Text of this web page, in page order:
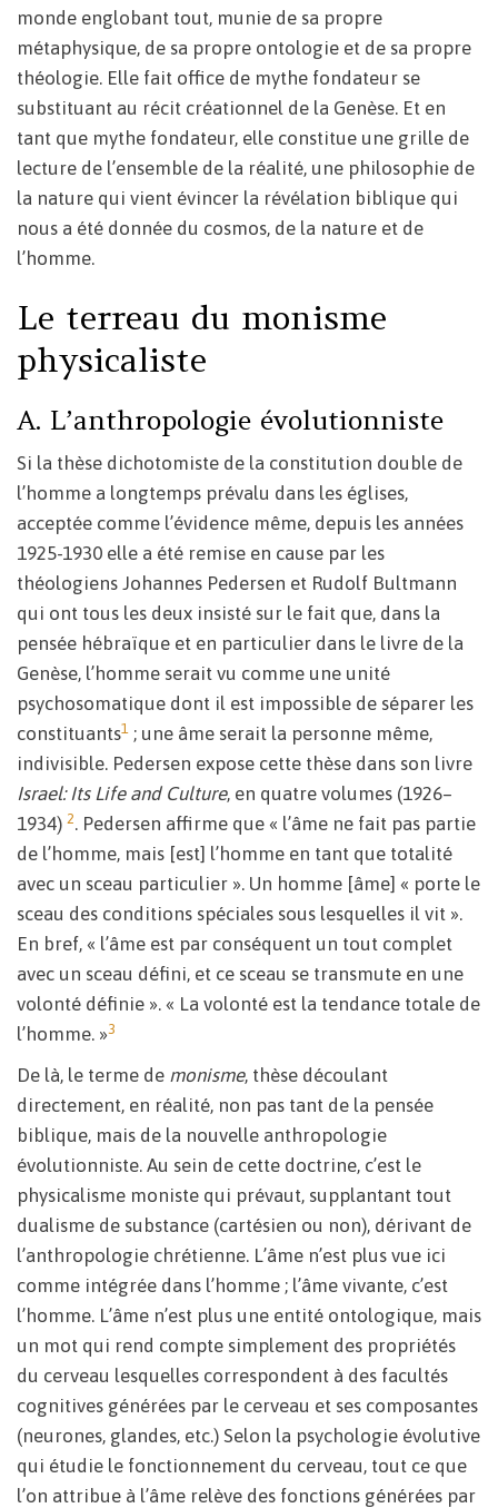
monde englobant tout, munie de sa propre
métaphysique, de sa propre ontologie et de sa propre
théologie. Elle fait office de mythe fondateur se
substituant au récit créationnel de la Genèse. Et en
tant que mythe fondateur, elle constitue une grille de
lecture de l’ensemble de la réalité, une philosophie de
la nature qui vient évincer la révélation biblique qui
nous a été donnée du cosmos, de la nature et de
l’homme.
Le terreau du monisme
physicaliste
A. L’anthropologie évolutionniste
Si la thèse dichotomiste de la constitution double de
l’homme a longtemps prévalu dans les églises,
acceptée comme l’évidence même, depuis les années
1925-1930 elle a été remise en cause par les
théologiens Johannes Pedersen et Rudolf Bultmann
qui ont tous les deux insisté sur le fait que, dans la
pensée hébraïque et en particulier dans le livre de la
Genèse, l’homme serait vu comme une unité
psychosomatique dont il est impossible de séparer les
constituants1 ; une âme serait la personne même,
indivisible. Pedersen expose cette thèse dans son livre
Israel: Its Life and Culture, en quatre volumes (1926–
1934) 2. Pedersen affirme que « l’âme ne fait pas partie
de l’homme, mais [est] l’homme en tant que totalité
avec un sceau particulier ». Un homme [âme] « porte le
sceau des conditions spéciales sous lesquelles il vit ».
En bref, « l’âme est par conséquent un tout complet
avec un sceau défini, et ce sceau se transmute en une
volonté définie ». « La volonté est la tendance totale de
l’homme. »3
De là, le terme de monisme, thèse découlant
directement, en réalité, non pas tant de la pensée
biblique, mais de la nouvelle anthropologie
évolutionniste. Au sein de cette doctrine, c’est le
physicalisme moniste qui prévaut, supplantant tout
dualisme de substance (cartésien ou non), dérivant de
l’anthropologie chrétienne. L’âme n’est plus vue ici
comme intégrée dans l’homme ; l’âme vivante, c’est
l’homme. L’âme n’est plus une entité ontologique, mais
un mot qui rend compte simplement des propriétés
du cerveau lesquelles correspondent à des facultés
cognitives générées par le cerveau et ses composantes
(neurones, glandes, etc.) Selon la psychologie évolutive
qui étudie le fonctionnement du cerveau, tout ce que
l’on attribue à l’âme relève des fonctions générées par